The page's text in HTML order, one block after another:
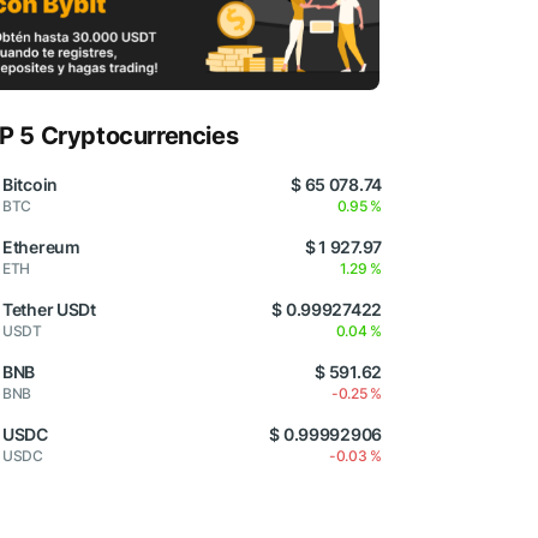
5 Cryptocurrencies
Bitcoin
BTC
$ 65 078.74
0.95 %
Ethereum
ETH
$ 1 927.97
1.29 %
Tether USDt
USDT
$ 0.99927422
0.04 %
BNB
BNB
$ 591.62
-0.25 %
USDC
USDC
$ 0.99992906
-0.03 %